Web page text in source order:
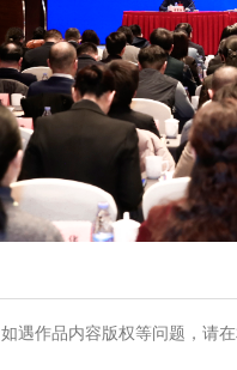
如遇作品内容版权等问题，请